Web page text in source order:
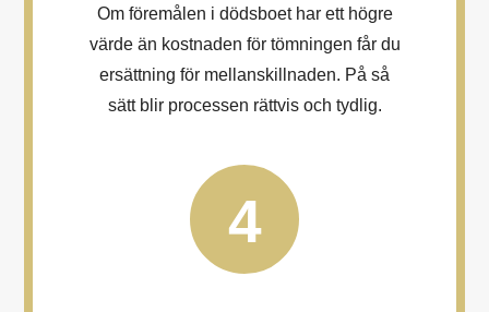
Om föremålen i dödsboet har ett högre
värde än kostnaden för tömningen får du
ersättning för mellanskillnaden. På så
sätt blir processen rättvis och tydlig.
4